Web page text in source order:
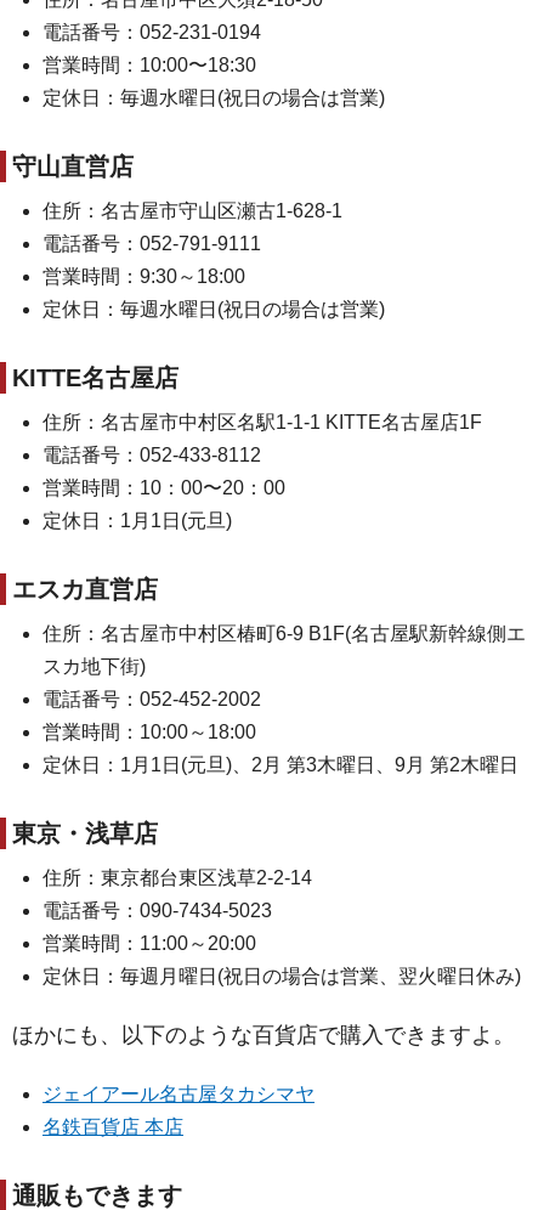
電話番号：052-231-0194
営業時間：10:00〜18:30
定休日：毎週水曜日(祝日の場合は営業)
守山直営店
住所：名古屋市守山区瀬古1-628-1
電話番号：052-791-9111
営業時間：9:30～18:00
定休日：毎週水曜日(祝日の場合は営業)
KITTE名古屋店
住所：名古屋市中村区名駅1-1-1 KITTE名古屋店1F
電話番号：052-433-8112
営業時間：10：00〜20：00
定休日：1月1日(元旦)
エスカ直営店
住所：名古屋市中村区椿町6-9 B1F(名古屋駅新幹線側エ
スカ地下街)
電話番号：052-452-2002
営業時間：10:00～18:00
定休日：1月1日(元旦)、2月 第3木曜日、9月 第2木曜日
東京・浅草店
住所：東京都台東区浅草2-2-14
電話番号：090-7434-5023
営業時間：11:00～20:00
定休日：毎週月曜日(祝日の場合は営業、翌火曜日休み)
ほかにも、以下のような百貨店で購入できますよ。
ジェイアール名古屋タカシマヤ
名鉄百貨店 本店
通販もできます